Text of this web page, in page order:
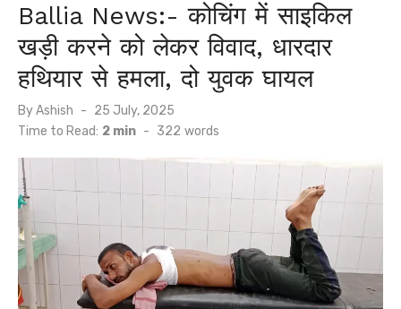
Ballia News:- कोचिंग में साइकिल
खड़ी करने को लेकर विवाद, धारदार
हथियार से हमला, दो युवक घायल
ByAshish
Posted
on
25 July, 2025
Time to Read: 2 min - 322 words